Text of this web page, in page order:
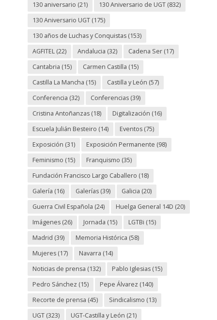
130 aniversario (21) 130 Aniversario de UGT(832)
130 Aniversario UGT(175)
130 años de Luchas y Conquistas(153)
AGFITEL(22) Andalucia (32) Cadena Ser(17)
Cantabria (15) Carmen Castilla (15)
Castilla La Mancha (15) Castilla y León (57)
Conferencia (32) Conferencias(39)
Cristina Antoñanzas(18) Digitalización (16)
Escuela Julián Besteiro (14) Eventos(75)
Exposición (31) Exposición Permanente (98)
Feminismo (15) Franquismo (35)
Fundación Francisco Largo Caballero (18)
Galería (16) Galerías(39) Galicia (20)
Guerra Civil Española (24) Huelga General 14D (20)
Imágenes(26) Jornada (15) LGTBi (15)
Madrid (39) Memoria Histórica (58)
Mujeres(17) Navarra (14)
Noticias de prensa (132) Pablo Iglesias(15)
Pedro Sánchez (15) Pepe Álvarez (140)
Recorte de prensa (45) Sindicalismo (13)
UGT(323) UGT-Castilla y León (21)